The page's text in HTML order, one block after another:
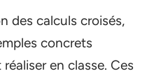
des calculs croisés,
concrets
en classe. Ces